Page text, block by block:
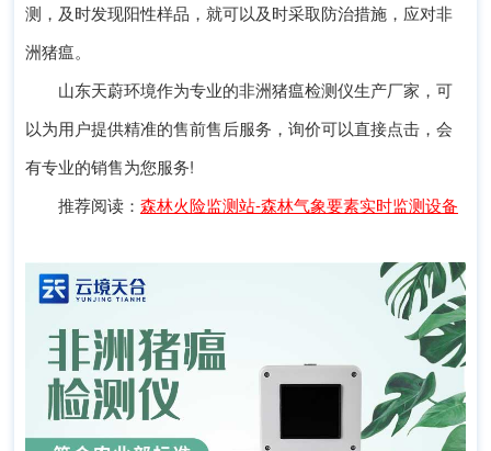
测，及时发现阳性样品，就可以及时采取防治措施，应对非
洲猪瘟。
山东天蔚环境作为专业的非洲猪瘟检测仪生产厂家，可
以为用户提供精准的售前售后服务，询价可以直接点击，会
有专业的销售为您服务!
推荐阅读： 森林火险监测站-森林气象要素实时监测设备